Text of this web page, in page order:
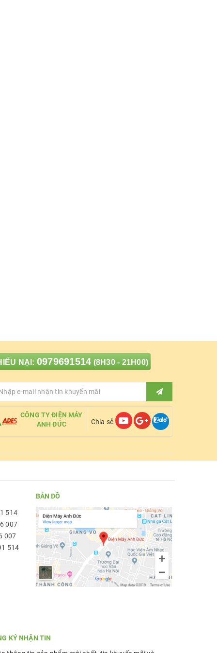
NẠI: 0979691514 (8H30 - 21H00)
CÔNG TY ĐIỆN MÁY
ANH ĐỨC
Chia sẻ
514
007
007
514
BẢN ĐỒ
KÝ NHẬN TIN